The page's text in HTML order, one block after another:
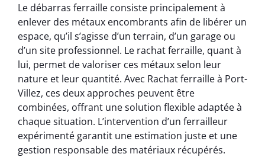
Le débarras ferraille consiste principalement à
enlever des métaux encombrants afin de libérer un
espace, qu’il s’agisse d’un terrain, d’un garage ou
d’un site professionnel. Le rachat ferraille, quant à
lui, permet de valoriser ces métaux selon leur
nature et leur quantité. Avec Rachat ferraille à Port-
Villez, ces deux approches peuvent être
combinées, offrant une solution flexible adaptée à
chaque situation. L’intervention d’un ferrailleur
expérimenté garantit une estimation juste et une
gestion responsable des matériaux récupérés.